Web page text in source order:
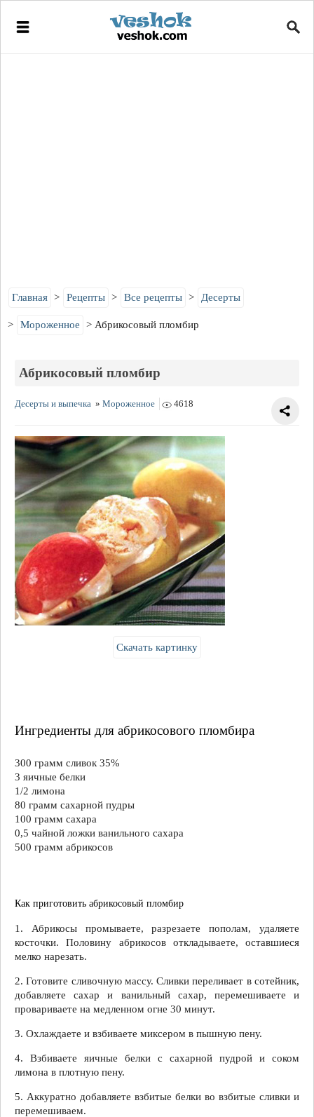
Главная Рецепты Все рецепты Десерты
Мороженное Абрикосовый пломбир
Абрикосовый пломбир
Десерты и выпечка » Мороженное 4618
Скачать картинку
Ингредиенты для абрикосового пломбира
300 грамм сливок 35%
3 яичные белки
1/2 лимона
80 грамм сахарной пудры
100 грамм сахара
0,5 чайной ложки ванильного сахара
500 грамм абрикосов
Как приготовить абрикосовый пломбир
1. Абрикосы промываете, разрезаете пополам, удаляете
косточки. Половину абрикосов откладываете, оставшиеся
мелко нарезать.
2. Готовите сливочную массу. Сливки переливает в сотейник,
добавляете сахар и ванильный сахар, перемешиваете и
провариваете на медленном огне 30 минут.
3. Охлаждаете и взбиваете миксером в пышную пену.
4. Взбиваете яичные белки с сахарной пудрой и соком
лимона в плотную пену.
5. Аккуратно добавляете взбитые белки во взбитые сливки и
перемешиваем.